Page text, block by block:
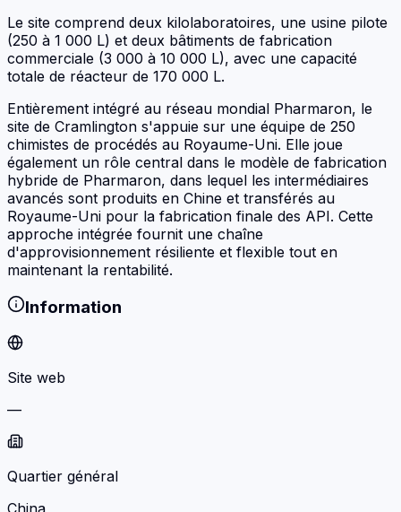
Le site comprend deux kilolaboratoires, une usine pilote
(250 à 1 000 L) et deux bâtiments de fabrication
commerciale (3 000 à 10 000 L), avec une capacité
totale de réacteur de 170 000 L.
Entièrement intégré au réseau mondial Pharmaron, le
site de Cramlington s'appuie sur une équipe de 250
chimistes de procédés au Royaume-Uni. Elle joue
également un rôle central dans le modèle de fabrication
hybride de Pharmaron, dans lequel les intermédiaires
avancés sont produits en Chine et transférés au
Royaume-Uni pour la fabrication finale des API. Cette
approche intégrée fournit une chaîne
d'approvisionnement résiliente et flexible tout en
maintenant la rentabilité.
Information
Site web
—
Quartier général